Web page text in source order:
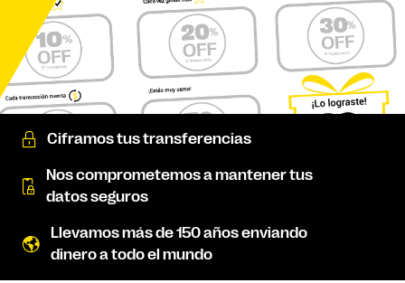
Ciframos tus transferencias
Nos comprometemos a mantener tus
datos seguros
Llevamos más de 150 años enviando
dinero a todo el mundo